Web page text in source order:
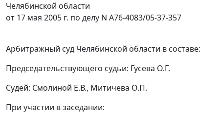
Челябинской области
от 17 мая 2005 г. по делу N А76-4083/05-37-357
Арбитражный суд Челябинской области в составе:
Председательствующего судьи: Гусева О.Г.
Судей: Смолиной Е.В., Митичева О.П.
При участии в заседании: